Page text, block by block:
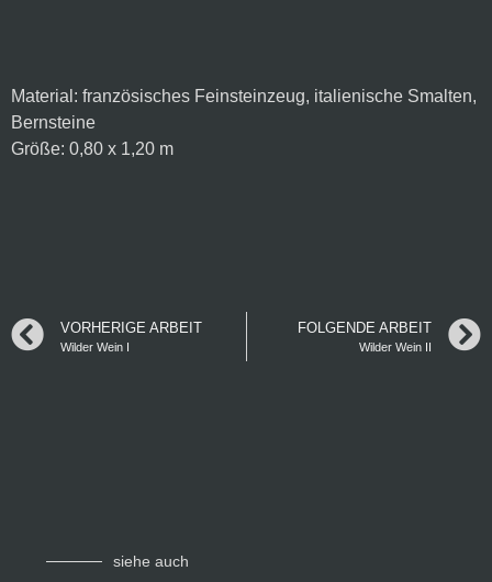
Material: französisches Feinsteinzeug, italienische Smalten,
Bernsteine
Größe: 0,80 x 1,20 m
VORHERIGE ARBEIT
Wilder Wein I
FOLGENDE ARBEIT
Wilder Wein II
siehe auch